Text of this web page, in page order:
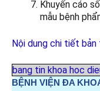
Khuyến cáo
mẫu bệnh
Nội dung chi tiết
bang tin khoa hoc
BỆNH VIỆN ĐA